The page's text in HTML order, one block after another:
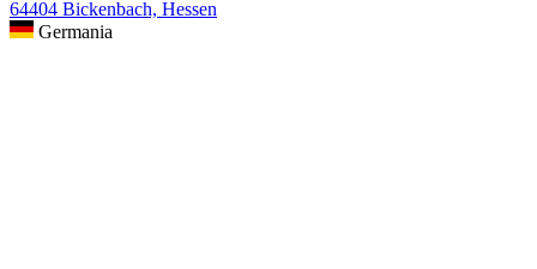
64404 Bickenbach, Hessen
Germania